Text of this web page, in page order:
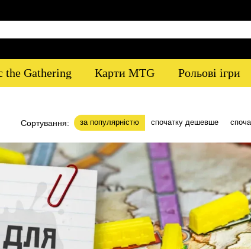
the Gathering Карти MTG Рольові ігри
Сортування: за популярністю спочатку дешевше